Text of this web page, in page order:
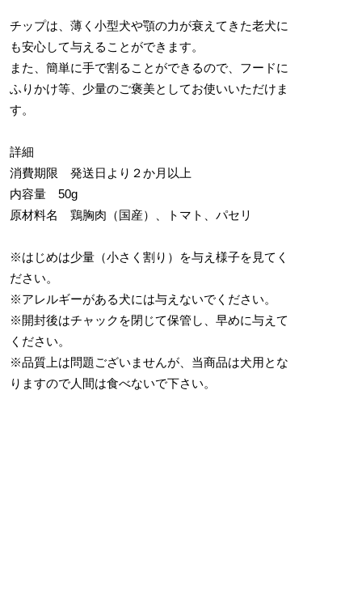
チップは、薄く小型犬や顎の力が衰えてきた老犬に
も安心して与えることができます。
また、簡単に手で割ることができるので、フードに
ふりかけ等、少量のご褒美としてお使いいただけま
す。
詳細
消費期限 発送日より２か月以上
内容量 50g
原材料名 鶏胸肉（国産）、トマト、パセリ
※はじめは少量（小さく割り）を与え様子を見てく
ださい。
※アレルギーがある犬には与えないでください。
※開封後はチャックを閉じて保管し、早めに与えて
ください。
※品質上は問題ございませんが、当商品は犬用とな
りますので人間は食べないで下さい。